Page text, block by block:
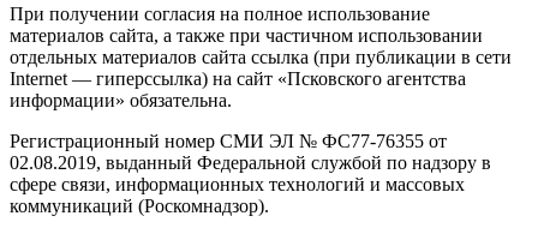
При получении согласия на полное использование
материалов сайта, а также при частичном использовании
отдельных материалов сайта ссылка (при публикации в сети
Internet — гиперссылка) на сайт «Псковского агентства
информации» обязательна.
Регистрационный номер СМИ ЭЛ № ФС77-76355 от
02.08.2019, выданный Федеральной службой по надзору в
сфере связи, информационных технологий и массовых
коммуникаций (Роскомнадзор).